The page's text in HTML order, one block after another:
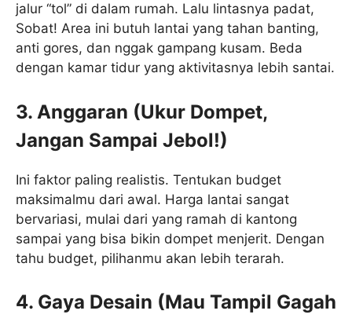
jalur “tol” di dalam rumah. Lalu lintasnya padat,
Sobat! Area ini butuh lantai yang tahan banting,
anti gores, dan nggak gampang kusam. Beda
dengan kamar tidur yang aktivitasnya lebih santai.
3. Anggaran (Ukur Dompet,
Jangan Sampai Jebol!)
Ini faktor paling realistis. Tentukan budget
maksimalmu dari awal. Harga lantai sangat
bervariasi, mulai dari yang ramah di kantong
sampai yang bisa bikin dompet menjerit. Dengan
tahu budget, pilihanmu akan lebih terarah.
4. Gaya Desain (Mau Tampil Gagah